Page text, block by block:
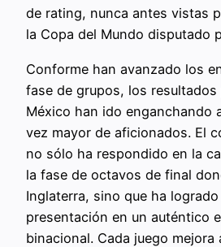
de rating, nunca antes vistas
la Copa del Mundo disputado
Conforme han avanzado los
fase de grupos, los
México han ido enganchando
vez mayor de aficionados. El
no sólo ha respondido en la
la fase de octavos de final
Inglaterra, sino que ha
presentación en un auténtico
binacional. Cada juego mejora